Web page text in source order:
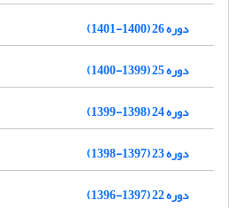
دوره 26 (1400-1401)
دوره 25 (1399-1400)
دوره 24 (1398-1399)
دوره 23 (1397-1398)
دوره 22 (1397-1396)